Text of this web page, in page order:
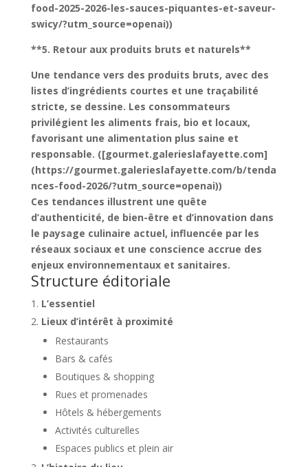
food-2025-2026-les-sauces-piquantes-et-saveur-
swicy/?utm_source=openai))
**5. Retour aux produits bruts et naturels**
Une tendance vers des produits bruts, avec des
listes d’ingrédients courtes et une traçabilité
stricte, se dessine. Les consommateurs
privilégient les aliments frais, bio et locaux,
favorisant une alimentation plus saine et
responsable. ([gourmet.galerieslafayette.com]
(https://gourmet.galerieslafayette.com/b/tenda
nces-food-2026/?utm_source=openai))
Ces tendances illustrent une quête
d’authenticité, de bien-être et d’innovation dans
le paysage culinaire actuel, influencée par les
réseaux sociaux et une conscience accrue des
enjeux environnementaux et sanitaires.
Structure éditoriale
L’essentiel
Lieux d’intérêt à proximité
Restaurants
Bars & cafés
Boutiques & shopping
Rues et promenades
Hôtels & hébergements
Activités culturelles
Espaces publics et plein air